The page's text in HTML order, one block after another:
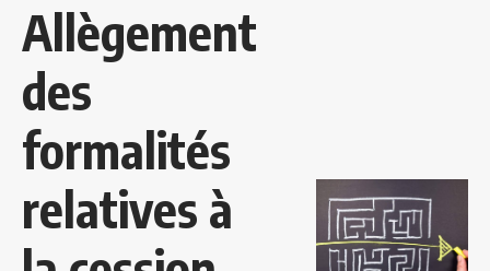
Allègement
des
formalités
relatives à